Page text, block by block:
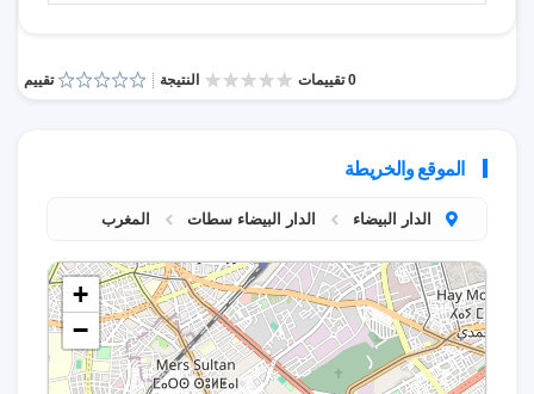
تقييم النتيجة 0 تقييمات
الموقع والخريطة
الدار البيضاء الدار البيضاء سطات المغرب
+
−